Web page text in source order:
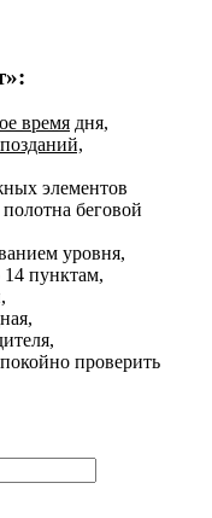
время дня,
элементов
беговой
уровня,
14 пунктам,
проверить